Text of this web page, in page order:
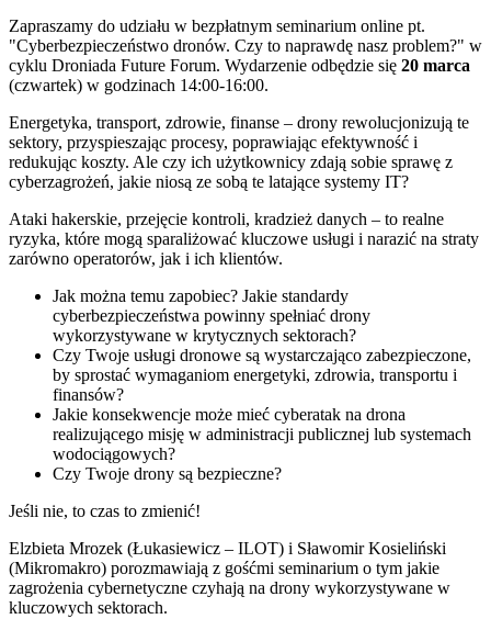
Zapraszamy do udziału w bezpłatnym seminarium online pt.
"Cyberbezpieczeństwo dronów. Czy to naprawdę nasz problem?" w
cyklu Droniada Future Forum. Wydarzenie odbędzie się 20 marca
(czwartek) w godzinach 14:00-16:00.
Energetyka, transport, zdrowie, finanse – drony rewolucjonizują te
sektory, przyspieszając procesy, poprawiając efektywność i
redukując koszty. Ale czy ich użytkownicy zdają sobie sprawę z
cyberzagrożeń, jakie niosą ze sobą te latające systemy IT?
Ataki hakerskie, przejęcie kontroli, kradzież danych – to realne
ryzyka, które mogą sparaliżować kluczowe usługi i narazić na straty
zarówno operatorów, jak i ich klientów.
Jak można temu zapobiec? Jakie standardy
cyberbezpieczeństwa powinny spełniać drony
wykorzystywane w krytycznych sektorach?
Czy Twoje usługi dronowe są wystarczająco zabezpieczone,
by sprostać wymaganiom energetyki, zdrowia, transportu i
finansów?
Jakie konsekwencje może mieć cyberatak na drona
realizującego misję w administracji publicznej lub systemach
wodociągowych?
Czy Twoje drony są bezpieczne?
Jeśli nie, to czas to zmienić!
Elzbieta Mrozek (Łukasiewicz – ILOT) i Sławomir Kosieliński
(Mikromakro) porozmawiają z gośćmi seminarium o tym jakie
zagrożenia cybernetyczne czyhają na drony wykorzystywane w
kluczowych sektorach.